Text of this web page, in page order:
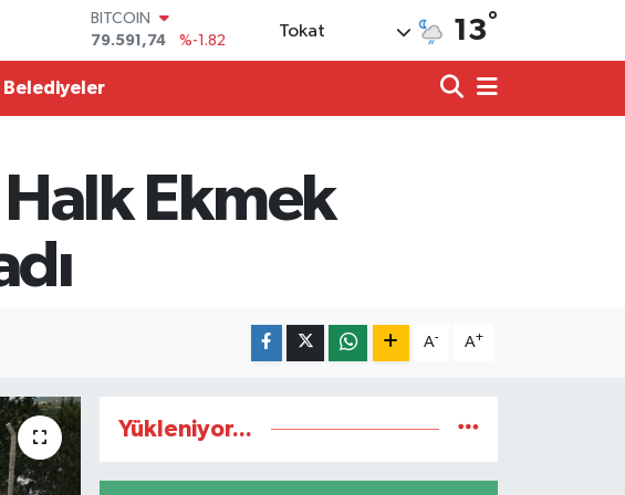
79.591,74
DOLAR
EURO
53,38690
%0.19
6862,09000
%0.19
Tokat 13°
Belediyeler
Halk Ekmek
A- A+
Yükleniyor...